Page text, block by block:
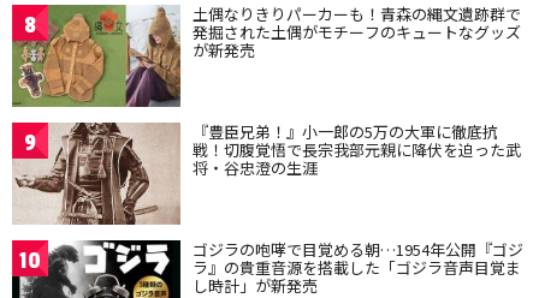
8 土偶なりきりパーカーも！青森の縄文遺跡群で
発掘された土偶がモチーフのキュートなグッズ
が新発売
9 『豊臣兄弟！』小一郎の5万の大軍に徹底抗
戦！切腹覚悟で長宗我部元親に降伏を迫った武
将・谷忠澄の生涯
10 ゴジラの咆哮で目覚める朝…1954年公開『ゴジ
ラ』の貴重音源を搭載した「ゴジラ音声目覚ま
し時計」が新発売